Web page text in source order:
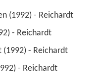
(1992) - Reichardt
- Reichardt
(1992) - Reichardt
- Reichardt